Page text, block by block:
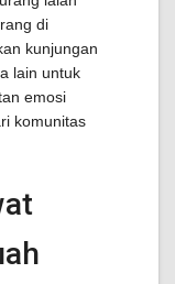
di
kunjungan
lain untuk
emosi
komunitas